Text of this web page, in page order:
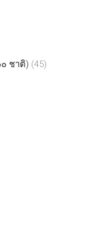
ชาติ) (45)